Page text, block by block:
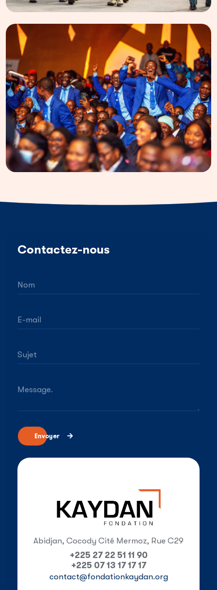
Contactez-nous
Nom
E-mail
Sujet
Message.
Envoyer
Abidjan, Cocody Cité Mermoz, Rue C29
+225 27 22 51 11 90
+225 07 13 17 17 17
contact@fondationkaydan.org